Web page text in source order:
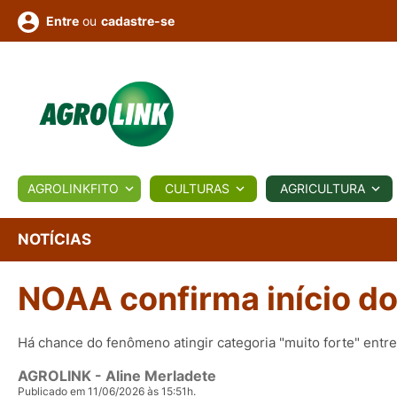
BIOLÓGICOS COTAÇÕES NOTÍCIAS
Conversor Colunistas Eventos
Fotos
Vídeos
Entre ou cadastre-se
AGROLINKFITO CULTURAS AGRICULTURA
NOTÍCIAS
NOAA confirma início
Há chance do fenômeno atingir categoria "muito forte"
AGROLINK - Aline Merladete
Publicado em 11/06/2026 às 15:51h.